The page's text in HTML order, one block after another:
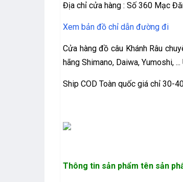
Địa chỉ cửa hàng : Số 360 Mạc
Xem bản đồ chỉ dẫn đường đi
Cửa hàng đồ câu Khánh Râu
hãng Shimano, Daiwa, Yumoshi,
Ship COD Toàn quốc giá chỉ 30-
Thông tin sản phẩm tên sản